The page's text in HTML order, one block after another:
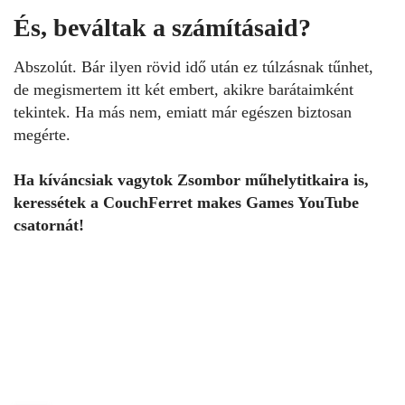
És, beváltak a számításaid?
Abszolút. Bár ilyen rövid idő után ez túlzásnak tűnhet,
de megismertem itt két embert, akikre barátaimként
tekintek. Ha más nem, emiatt már egészen biztosan
megérte.
Ha kíváncsiak vagytok Zsombor műhelytitkaira is,
keressétek a CouchFerret makes Games YouTube
csatornát!